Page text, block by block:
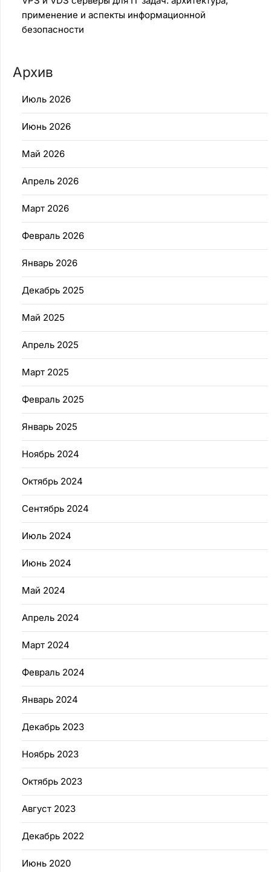
применение и аспекты информационной
безопасности
Архив
Июль 2026
Июнь 2026
Май 2026
Апрель 2026
Март 2026
Февраль 2026
Январь 2026
Декабрь 2025
Май 2025
Апрель 2025
Март 2025
Февраль 2025
Январь 2025
Ноябрь 2024
Октябрь 2024
Сентябрь 2024
Июль 2024
Июнь 2024
Май 2024
Апрель 2024
Март 2024
Февраль 2024
Январь 2024
Декабрь 2023
Ноябрь 2023
Октябрь 2023
Август 2023
Декабрь 2022
Июнь 2020